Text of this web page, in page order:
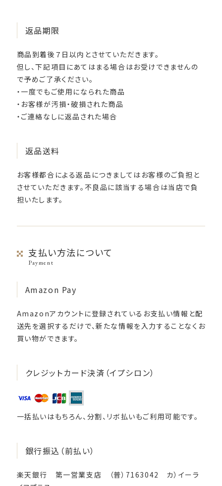
返品期限
商品到着後７日以内とさせていただきます。
但し、下記項目にあてはまる場合はお受けできませんの
で予めご了承ください。
・一度でもご使用になられた商品
・お客様が汚損・破損された商品
・ご連絡なしに返品された場合
返品送料
お客様都合による返品につきましてはお客様のご負担と
させていただきます。不良品に該当する場合は当店で負
担いたします。
支払い方法について
Payment
Amazon Pay
Amazonアカウントに登録されているお支払い情報と配
送先を選択するだけで、新たな情報を入力することなくお
買い物ができます。
クレジットカード決済（イプシロン）
一括払いはもちろん、分割、リボ払いもご利用可能です。
銀行振込（前払い）
楽天銀行 第一営業支店 （普）7163042 カ）イーラ